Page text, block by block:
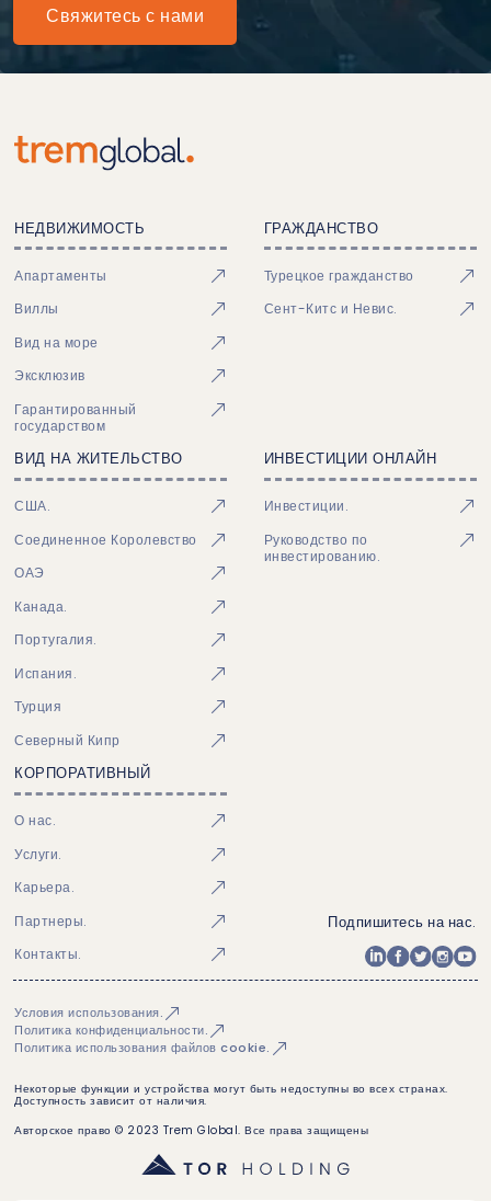
Свяжитесь с нами
НЕДВИЖИМОСТЬ
Апартаменты
Виллы
Вид на море
Эксклюзив
Гарантированный
государством
ГРАЖДАНСТВО
Турецкое гражданство
Сент-Китс и Невис.
ВИД НА ЖИТЕЛЬСТВО
США.
Соединенное Королевство
ОАЭ
Канада.
Португалия.
Испания.
Турция
Северный Кипр
ИНВЕСТИЦИИ ОНЛАЙН
Инвестиции.
Руководство по
инвестированию.
КОРПОРАТИВНЫЙ
О нас.
Услуги.
Карьера.
Партнеры.
Контакты.
Подпишитесь на нас.
Условия использования.
Политика конфиденциальности.
Политика использования файлов cookie.
Некоторые функции и устройства могут быть недоступны во всех странах.
Доступность зависит от наличия.
Авторское право © 2023 Trem Global. Все права защищены